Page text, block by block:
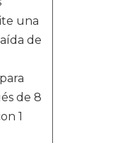
una
de
de 8
1